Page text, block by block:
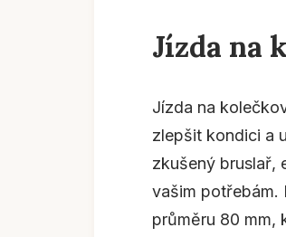
Jízda na
Jízda na
zlepšit kondici a
zkušený bruslař,
vašim potřebám.
průměru 80 mm,